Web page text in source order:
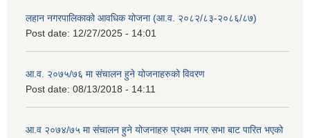
लहान नगरपालिकाको आवधिक योजना (आ.व. २०८२/८३-२०८६/८७)
Post date: 12/27/2025 - 14:01
आ.व. २०७५/७६ मा संचालन हुने योजनाहरुको विवरण
Post date: 08/13/2018 - 14:11
आ.व २०७४/७५ मा संचालन हुने योजनाहरु प्रथम नगर सभा बाट पारित भएको